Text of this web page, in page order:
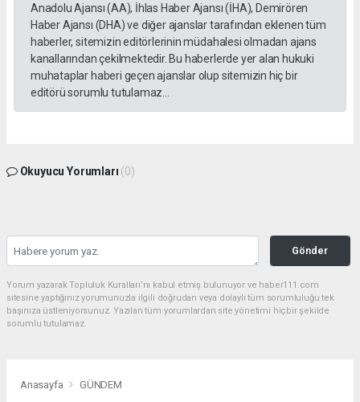
Anadolu Ajansı (AA), İhlas Haber Ajansı (İHA), Demirören
Haber Ajansı (DHA) ve diğer ajanslar tarafından eklenen tüm
haberler, sitemizin editörlerinin müdahalesi olmadan ajans
kanallarından çekilmektedir. Bu haberlerde yer alan hukuki
muhataplar haberi geçen ajanslar olup sitemizin hiç bir
editörü sorumlu tutulamaz...
Okuyucu Yorumları (0)
Gönder
Yorum yazarak Topluluk Kuralları’nı kabul etmiş bulunuyor ve haber111.com
sitesine yaptığınız yorumunuzla ilgili doğrudan veya dolaylı tüm sorumluluğu tek
başınıza üstleniyorsunuz. Yazılan tüm yorumlardan site yönetimi hiçbir şekilde
sorumlu tutulamaz.
Anasayfa GÜNDEM